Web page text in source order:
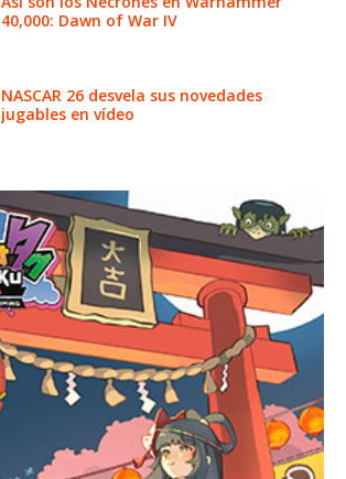
40,000: Dawn of War IV
NASCAR 26 desvela sus novedades
jugables en vídeo